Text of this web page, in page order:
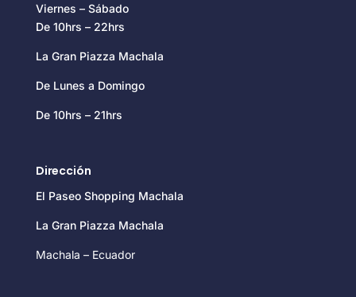
Viernes – Sábado
De 10hrs – 22hrs
La Gran Piazza Machala
De Lunes a Domingo
De 10hrs – 21hrs
Dirección
El Paseo Shopping Machala
La Gran Piazza Machala
Machala – Ecuador